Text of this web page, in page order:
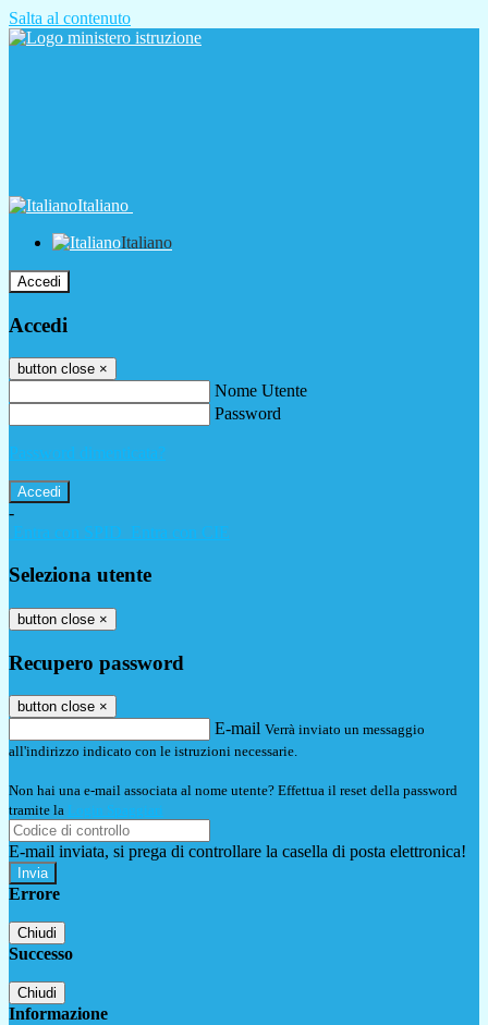
Salta al contenuto
Italiano
Italiano
Accedi
Accedi
button close ×
Nome Utente
Password
Password dimenticata?
-
Entra con SPID
Entra con CIE
Seleziona utente
button close ×
Recupero password
button close ×
E-mail Verrà inviato un messaggio
all'indirizzo indicato con le istruzioni necessarie.
Non hai una e-mail associata al nome utente? Effettua il reset della password
tramite la Login Spaggiari
E-mail inviata, si prega di controllare la casella di posta elettronica!
Errore
Chiudi
Successo
Chiudi
Informazione